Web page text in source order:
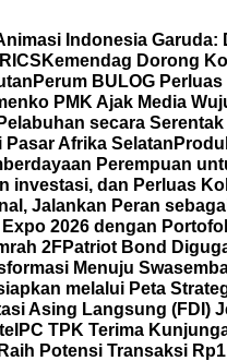
Indonesia
Kemendag Dorong
Perum BULOG
PMK Ajak Media
secara
Afrika Selatan
Perempuan
investasi, dan Perluas
Jalankan Peran
2026 dengan
2FPatriot Bond
Menuju
melalui Peta
Asing Langsung (FDI)
IPC TPK Terima
Potensi Transaksi